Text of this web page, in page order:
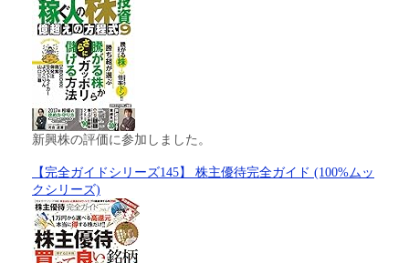
新興株の評価に参加しました。
【完全ガイドシリーズ145】 株主優待完全ガイド (100%ムッ
クシリーズ)